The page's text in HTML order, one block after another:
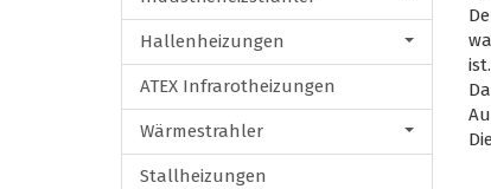
Hallenheizungen
ATEX Infrarotheizungen
Wärmestrahler
Stallheizungen
ist.